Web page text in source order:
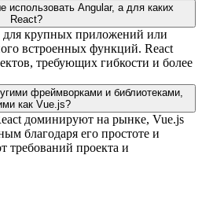
использовать Angular, а для каких
React?
крупных приложений или
встроенных функций. React
требующих гибкости и более
фреймворками и библиотеками,
как Vue.js?
доминируют на рынке, Vue.js
благодаря его простоте и
требований проекта и